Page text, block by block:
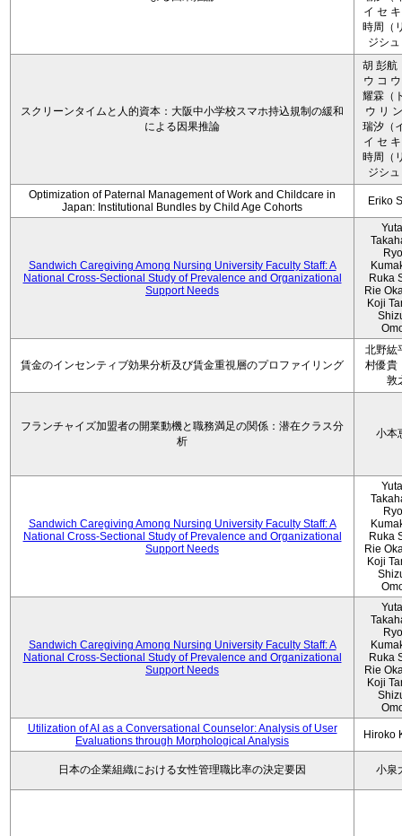
イ セ
時周（
ジシ
スクリーンタイムと人的資本：大阪中小学校スマホ持込規制の緩和
による因果推論
胡 彭航
ウ コ
耀霖（
ウ リ
瑞汐（
イ セ
時周（
ジシ
Optimization of Paternal Management of Work and Childcare in
Japan: Institutional Bundles by Child Age Cohorts
Eriko
Sandwich Caregiving Among Nursing University Faculty Staff: A
National Cross-Sectional Study of Prevalence and Organizational
Support Needs
Ruka
Rie
Koji
賃金のインセンティブ効果分析及び賃金重視層のプロファイリング
北野紘
村優貴
敦
フランチャイズ加盟者の開業動機と職務満足の関係：潜在クラス分
析
小本
Sandwich Caregiving Among Nursing University Faculty Staff: A
National Cross-Sectional Study of Prevalence and Organizational
Support Needs
Ruka
Rie
Koji
Sandwich Caregiving Among Nursing University Faculty Staff: A
National Cross-Sectional Study of Prevalence and Organizational
Support Needs
Ruka
Rie
Koji
Utilization of AI as a Conversational Counselor: Analysis of User
Evaluations through Morphological Analysis
Hiroko
日本の企業組織における女性管理職比率の決定要因 小泉